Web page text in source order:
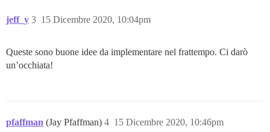
jeff_y 15 Dicembre 2020, 10:04pm
3
Queste sono buone idee da implementare nel frattempo. Ci darò
un’occhiata!
pfaffman (Jay Pfaffman) 15 Dicembre 2020, 10:46pm
4